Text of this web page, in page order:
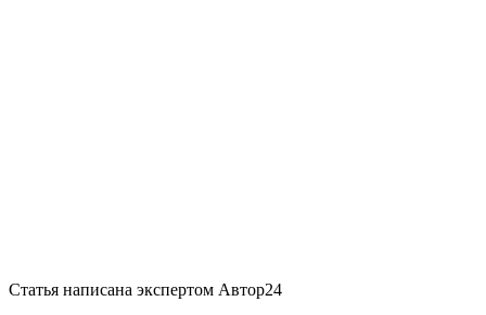
Статья написана экспертом Автор24